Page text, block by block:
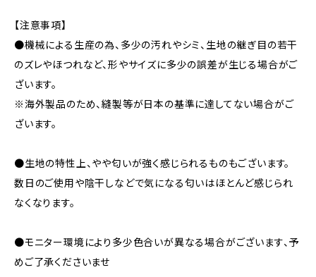
【注意事項】
●機械による生産の為、多少の汚れやシミ、生地の継ぎ目の若干
のズレやほつれなど、形やサイズに多少の誤差が生じる場合がご
ざいます。
※海外製品のため、縫製等が日本の基準に達してない場合がご
ざいます。
●生地の特性上、やや匂いが強く感じられるものもございます。
数日のご使用や陰干しなどで気になる匂いはほとんど感じられ
なくなります。
●モニター環境により多少色合いが異なる場合がございます、予
めご了承くださいませ